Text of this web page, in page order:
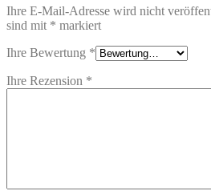
Ihre E-Mail-Adresse wird nicht
sind mit * markiert
Ihre Bewertung *
Ihre Rezension *